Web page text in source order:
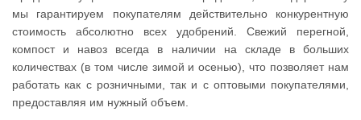
мы гарантируем покупателям действительно конкурентную
стоимость абсолютно всех удобрений. Свежий перегной,
компост и навоз всегда в наличии на складе в больших
количествах (в том числе зимой и осенью), что позволяет нам
работать как с розничными, так и с оптовыми покупателями,
предоставляя им нужный объем.